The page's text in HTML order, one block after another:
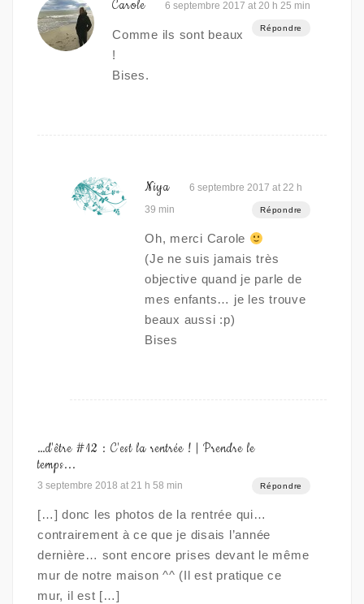
Carole 6 septembre 2017 at 20 h 25 min
Répondre
Comme ils sont beaux
!
Bises.
Niya
6 septembre 2017 at 22 h
39 min
Répondre
Oh, merci Carole
(Je ne suis jamais très
objective quand je parle de
mes enfants… je les trouve
beaux aussi :p)
Bises
…d'être #12 : C'est la rentrée ! | Prendre le
temps...
3 septembre 2018 at 21 h 58 min Répondre
[…] donc les photos de la rentrée qui…
contrairement à ce que je disais l’année
dernière… sont encore prises devant le même
mur de notre maison ^^ (Il est pratique ce
mur, il est […]